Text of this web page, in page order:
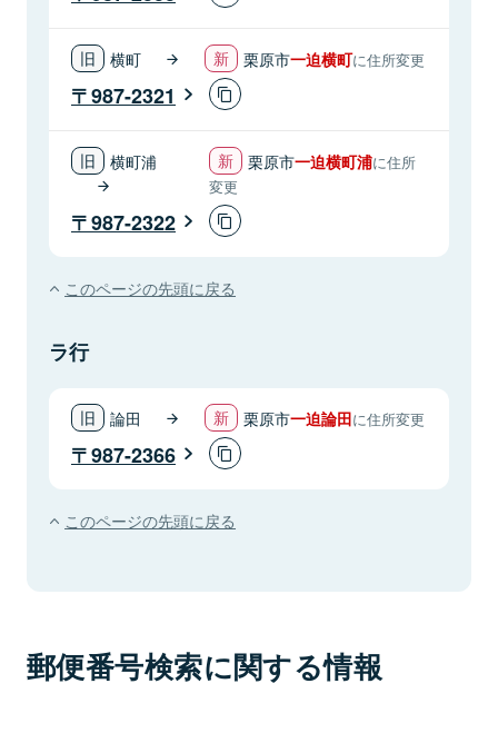
横町 栗原市一迫横町に住所変更
987-2321
横町浦 栗原市一迫横町浦に住所
変更
987-2322
このページの先頭に戻る
ラ行
論田 栗原市一迫論田に住所変更
987-2366
このページの先頭に戻る
郵便番号検索に関する情報